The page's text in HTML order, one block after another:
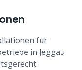
für
in Jeggau